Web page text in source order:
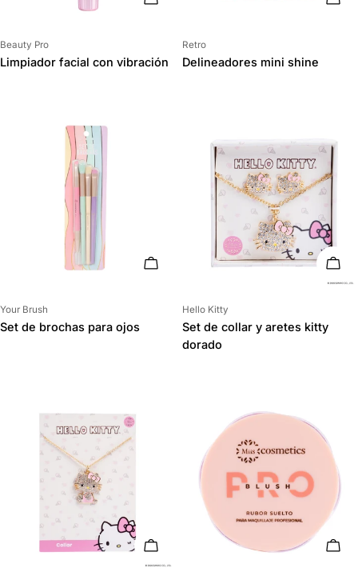
Proveedor:
Beauty Pro
Limpiador facial con vibración
Proveedor:
Retro
Delineadores mini shine
AÑADIR AL CARRITO
Proveedor:
Your Brush
Set de brochas para ojos
Proveedor:
Hello Kitty
Set de collar y aretes kitty
dorado
AÑADIR AL CARRITO